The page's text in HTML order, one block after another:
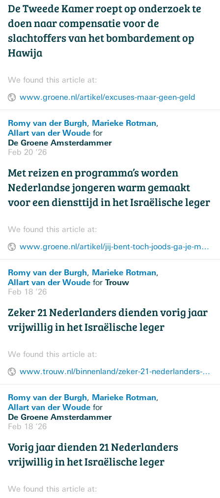
De Tweede Kamer roept op onderzoek te
doen naar compensatie voor de
slachtoffers van het bombardement op
Hawija
We found this article at:
www.groene.nl/artikel/excuses-maar-geen-geld
Romy van der Burgh, Marieke Rotman,
Allart van der Woude for
De Groene Amsterdammer
Feb 20 ’26
Met reizen en programma’s worden
Nederlandse jongeren warm gemaakt
voor een diensttijd in het Israëlische leger
We found this article at:
www.groene.nl/artikel/jij-bent-toch-joods-ga-je-mee-op-reis
Romy van der Burgh, Marieke Rotman,
Allart van der Woude for Trouw
Feb 18 ’26
Zeker 21 Nederlanders dienden vorig jaar
vrijwillig in het Israëlische leger
We found this article at:
www.trouw.nl/binnenland/zeker-21-nederlanders-dienden-vorig-jaar-vrijwillig-in-het-israelische-leger~b1c4cf87/
Romy van der Burgh, Marieke Rotman,
Allart van der Woude for
De Groene Amsterdammer
Feb 18 ’26
Vorig jaar dienden 21 Nederlanders
vrijwillig in het Israëlische leger
We found this article at: